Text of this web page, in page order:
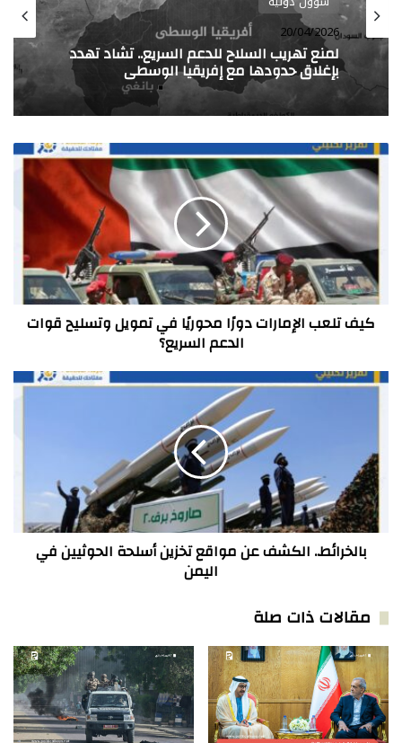
شؤون دولية
20/04/2026
لمنع تهريب السلاح للدعم السريع.. تشاد تهدد
بإغلاق حدودها مع إفريقيا الوسطى
شؤون دولية
29/01/2026
المجلس الثوري لأزواد يعلن تعبئة شعبية في
تمبكتو تمهيدًا لإطلاق جبهة تحرير أزواد
كيف
تلعب
الإمارات
دورًا
محوريًا
في
تمويل
وتسليح
قوات
الدعم
كيف تلعب الإمارات دورًا محوريًا في تمويل وتسليح قوات
الدعم السريع؟
بالخرائط..
تخزين
أسلحة
الحوثيين
في
اليمن
بالخرائط.. الكشف عن مواقع تخزين أسلحة الحوثيين في
اليمن
مقالات ذات صلة